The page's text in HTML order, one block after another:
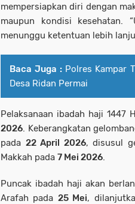
mempersiapkan diri dengan
maupun kondisi kesehatan.
menunggu ketentuan lebih
Baca Juga : Polres Kampar
Desa Ridan Permai
Pelaksanaan ibadah haji 1447
2026. Keberangkatan
pada 22 April 2026, disusul
Makkah pada 7 Mei 2026.
Puncak ibadah haji akan
Arafah pada 25 Mei,